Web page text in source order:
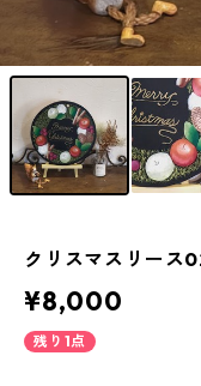
クリスマスリース
¥8,000
残り1点